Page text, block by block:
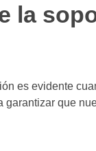
la
es evidente
que